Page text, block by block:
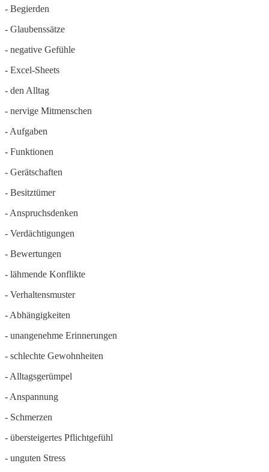
- Begierden
- Glaubenssätze
- negative Gefühle
- Excel-Sheets
- den Alltag
- nervige Mitmenschen
- Aufgaben
- Funktionen
- Gerätschaften
- Besitztümer
- Anspruchsdenken
- Verdächtigungen
- Bewertungen
- lähmende Konflikte
- Verhaltensmuster
- Abhängigkeiten
- unangenehme Erinnerungen
- schlechte Gewohnheiten
- Alltagsgerümpel
- Anspannung
- Schmerzen
- übersteigertes Pflichtgefühl
- unguten Stress